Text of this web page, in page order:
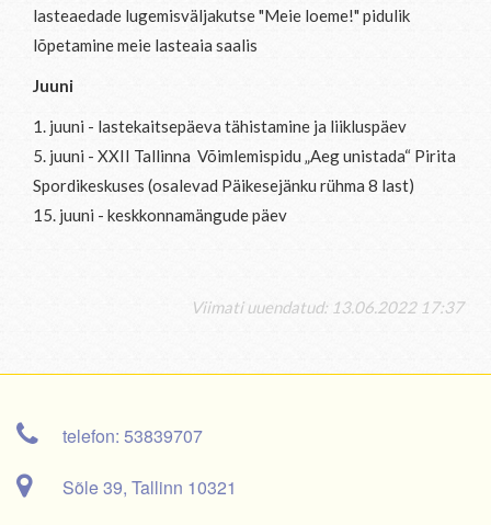
lasteaedade lugemisväljakutse "Meie loeme!" pidulik
lõpetamine meie lasteaia saalis
Juuni
1. juuni - lastekaitsepäeva tähistamine ja liikluspäev
5. juuni - XXII Tallinna Võimlemispidu „Aeg unistada“ Pirita
Spordikeskuses (osalevad Päikesejänku rühma 8 last)
15. juuni - keskkonnamängude päev
Viimati uuendatud: 13.06.2022 17:37
telefon: 53839707
Sõle 39, Tallinn 10321